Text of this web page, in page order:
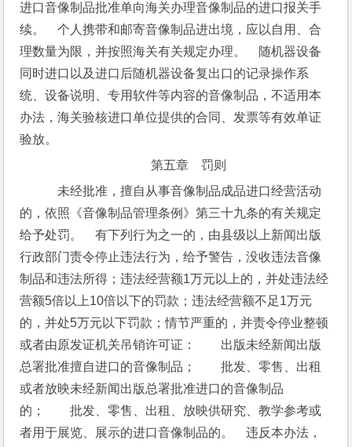
进口音像制品批准单向海关办理音像制品的进口报关手
续。　个人携带和邮寄音像制品进出境，应以自用、合
理数量为限，并按照海关有关规定办理。　随机器设备
同时进口以及进口后随机器设备复出口的记录操作系
统、设备说明、专用软件等内容的音像制品，不适用本
办法，海关验核进口单位提供的合同、发票等有效单证
验放。
第五章　罚则
未经批准，擅自从事音像制品成品进口经营活动
的，依照《音像制品管理条例》第三十九条的有关规定
给予处罚。　有下列行为之一的，由县级以上新闻出版
行政部门责令停止违法行为，给予警告，没收违法音像
制品和违法所得；违法经营额1万元以上的，并处违法经
营额5倍以上10倍以下的罚款；违法经营额不足1万元
的，并处5万元以下罚款；情节严重的，并责令停业整顿
或者由原发证机关吊销许可证：　　出版未经新闻出版
总署批准擅自进口的音像制品；　　批发、零售、出租
或者放映未经新闻出版总署批准进口的音像制品
的；　　批发、零售、出租、放映供研究、教学参考或
者用于展览、展示的进口音像制品的。　违反本办法，